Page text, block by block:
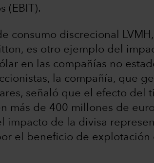
(EBIT).
consumo discrecional
es otro ejemplo del
en las compañías no
la compañía, que
señaló que el efecto del
más de 400 millones de
impacto de la divisa
el beneficio de explotación